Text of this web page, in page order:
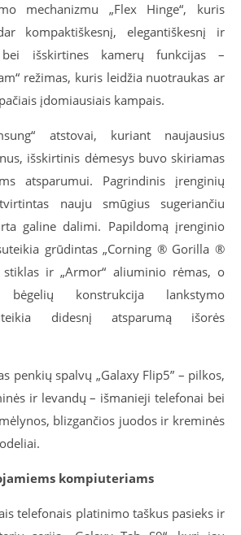
mechanizmu „Flex Hinge“, kuris
kompaktiškesnį, elegantiškesnį ir
išskirtines kamerų funkcijas –
režimas, kuris leidžia nuotraukas ar
įdomiausiais kampais.
atstovai, kuriant naujausius
išskirtinis dėmesys buvo skiriamas
atsparumui. Pagrindinis įrenginių
nauju smūgius sugeriančiu
galine dalimi. Papildomą įrenginio
grūdintas „Corning ® Gorilla ®
ir „Armor“ aliuminio rėmas, o
konstrukcija lankstymo
didesnį atsparumą išorės
penkių spalvų „Galaxy Flip5” – pilkos,
ir levandų – išmanieji telefonai bei
blizgančios juodos ir kreminės
kompiuteriams
telefonais platinimo taškus pasieks ir